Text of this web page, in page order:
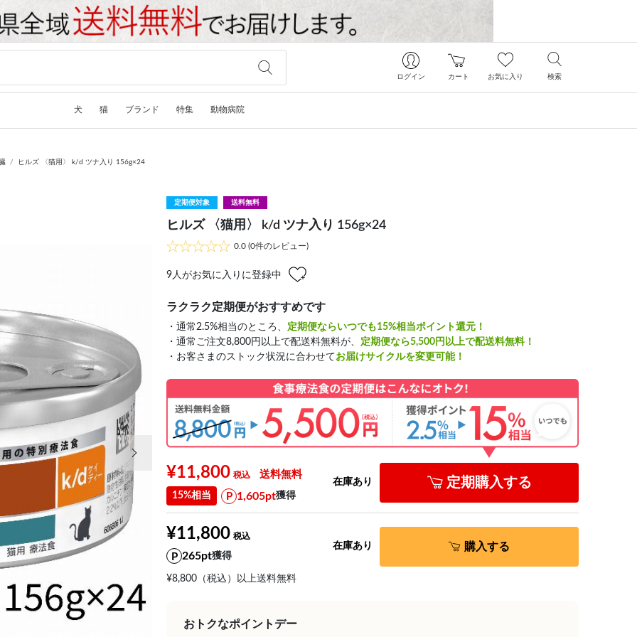
ログイン カート お気に入り 検索
犬 猫 ブランド 特集 動物病院
ヒルズ 〈猫用〉 k/d ツナ入り 156g×24
定期便対象 送料無料
ヒルズ 〈猫用〉 k/d ツナ入り 156g×24
0.0 (0件のレビュー)
9 人がお気に入りに登録中
ラクラク定期便がおすすめです
・通常2.5%相当のところ、 定期便ならいつでも15%相当ポイント還元！
・通常ご注文8,800円以上で配送料無料が、 定期便なら5,500円以上で配送料無料！
・お客さまのストック状況に合わせてお届けサイクルを変更可能！
¥11,800 送料無料
15%相当 1,605pt獲得
在庫あり 定期購入する
¥11,800
265pt獲得
¥8,800（税込）以上送料無料
在庫あり 購入する
おトクなポイントデー